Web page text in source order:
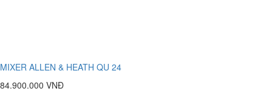
MIXER ALLEN & HEATH QU 24
84.900.000 VNĐ